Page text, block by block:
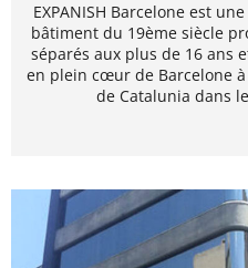
EXPANISH Barcelone est
bâtiment du 19ème siècle
séparés aux plus de 16 ans
en plein cœur de Barcelone
de Catalunia dans